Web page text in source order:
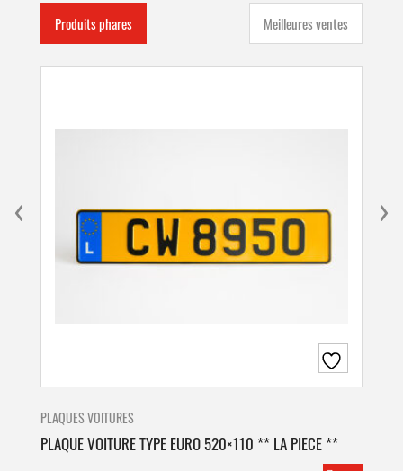
Produits phares Meilleures ventes
PLAQUES VOITURES
PLAQUE VOITURE TYPE EURO 520×110 ** LA PIECE **